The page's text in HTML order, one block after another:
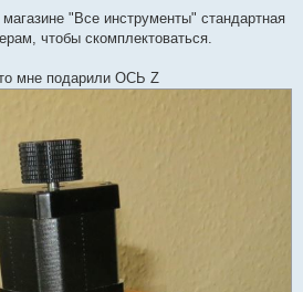
"Все инструменты" стандартная
чтобы скомплектоваться.
мне подарили ОСЬ Z